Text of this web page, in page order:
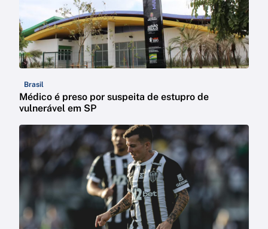
Brasil
Médico é preso por suspeita de estupro de
vulnerável em SP